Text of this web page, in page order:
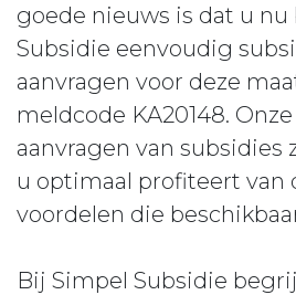
goede nieuws is dat u nu
Subsidie eenvoudig
aanvragen voor deze
meldcode KA20148.
aanvragen van subsidies
u optimaal profiteert van
voordelen die
Bij Simpel Subsidie